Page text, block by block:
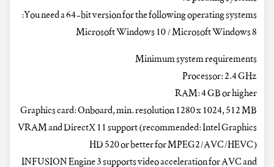
You need a 64-bit version for the following operating systems:
Microsoft Windows 10 / Microsoft Windows 8
Minimum system requirements
Processor: 2.4 GHz
RAM: 4 GB or higher
Graphics card: Onboard, min. resolution 1280 x 1024, 512 MB
VRAM and DirectX 11 support (recommended: Intel Graphics
HD 520 or better for MPEG2/AVC/HEVC)
INFUSION Engine 3 supports video acceleration for AVC and